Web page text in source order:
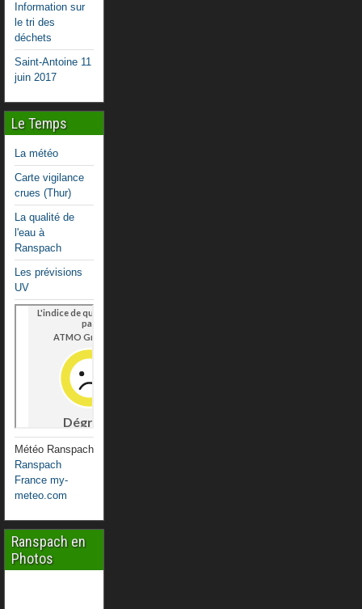
Information sur
le tri des
déchets
Saint-Antoine 11
juin 2017
Le Temps
La météo
Carte vigilance
crues (Thur)
La qualité de
l'eau à
Ranspach
Les prévisions
UV
Météo Ranspach
Ranspach
France my-
meteo.com
Ranspach en
Photos